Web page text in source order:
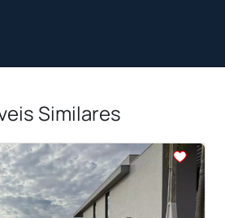
Similares